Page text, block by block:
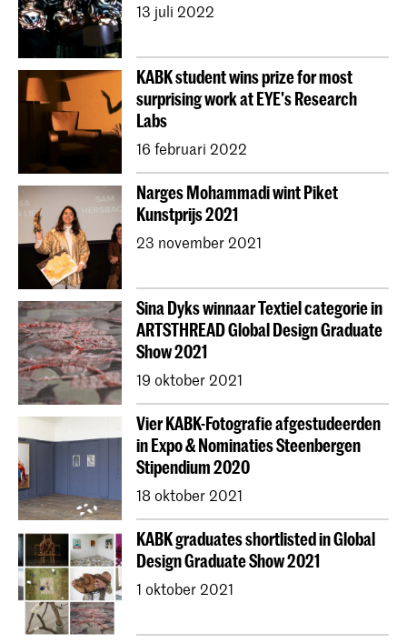
13 juli 2022
KABK student wins prize for most
surprising work at EYE's Research
Labs
16 februari 2022
Narges Mohammadi wint Piket
Kunstprijs 2021
23 november 2021
Sina Dyks winnaar Textiel categorie in
ARTSTHREAD Global Design Graduate
Show 2021
19 oktober 2021
Vier KABK-Fotografie afgestudeerden
in Expo & Nominaties Steenbergen
Stipendium 2020
18 oktober 2021
KABK graduates shortlisted in Global
Design Graduate Show 2021
1 oktober 2021